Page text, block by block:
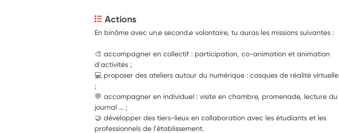
Actions
En binôme avec un.e second.e volontaire, tu auras les missions suivantes :
🎨 accompagner en collectif : participation, co-animation et animation
d'activités ;
💻 proposer des ateliers autour du numérique : casques de réalité virtuelle
;
💬 accompagner en individuel : visite en chambre, promenade, lecture du
journal ... ;
🤝 développer des tiers-lieux en collaboration avec les étudiants et les
professionnels de l'établissement.